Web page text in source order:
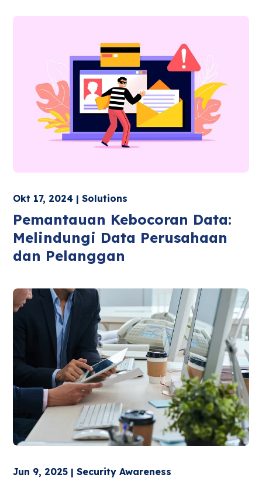
Okt 17, 2024 | Solutions
Pemantauan Kebocoran Data:
Melindungi Data Perusahaan
dan Pelanggan
Jun 9, 2025 | Security Awareness